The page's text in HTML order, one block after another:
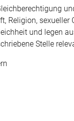
Religion,
und legen
Stelle